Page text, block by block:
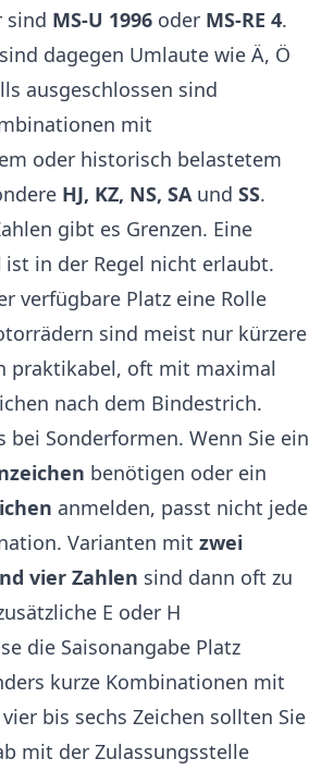
sind MS-U 1996 oder MS-RE 4.
dagegen Umlaute wie Ä, Ö
ausgeschlossen sind
mit
oder historisch belastetem
HJ, KZ, NS, SAund SS.
gibt es Grenzen. Eine
ist in der Regel nicht erlaubt.
verfügbare Platz eine Rolle
sind meist nur kürzere
praktikabel, oft mit maximal
nach dem Bindestrich.
bei Sonderformen. Wenn Sie ein
benötigen oder ein
anmelden, passt nicht jede
Varianten mit zwei
vier Zahlen sind dann oft zu
E oder H
die Saisonangabe Platz
kurze Kombinationen mit
bis sechs Zeichen sollten Sie
mit der Zulassungsstelle